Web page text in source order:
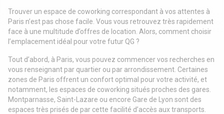
Trouver un espace de coworking correspondant à vos attentes à
Paris n’est pas chose facile. Vous vous retrouvez très rapidement
face à une multitude d’offres de location. Alors, comment choisir
l’emplacement idéal pour votre futur QG ?
Tout d’abord, à Paris, vous pouvez commencer vos recherches en
vous renseignant par quartier ou par arrondissement. Certaines
zones de Paris offrent un confort optimal pour votre activité, et
notamment, les espaces de coworking situés proches des gares.
Montparnasse, Saint-Lazare ou encore Gare de Lyon sont des
espaces très prisés de par cette facilité d’accès aux transports.